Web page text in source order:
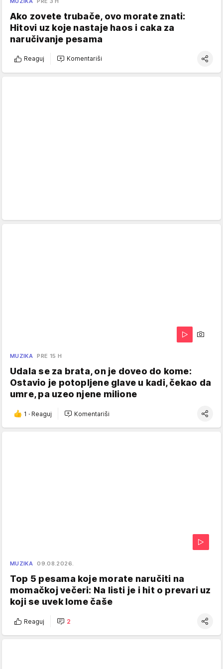
Ako zovete trubače, ovo morate znati:
Hitovi uz koje nastaje haos i caka za
naručivanje pesama
Reaguj Komentariši
MUZIKA PRE 15 H
Udala se za brata, on je doveo do kome:
Ostavio je potopljene glave u kadi, čekao da
umre, pa uzeo njene milione
1 · Reaguj Komentariši
MUZIKA 09.08.2026.
Top 5 pesama koje morate naručiti na
momačkoj večeri: Na listi je i hit o prevari uz
koji se uvek lome čaše
Reaguj 2